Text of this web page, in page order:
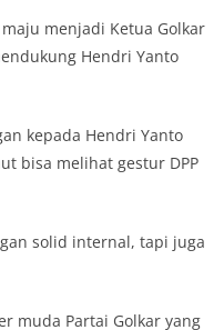
menjadi Ketua Golkar
Hendri Yanto
kepada Hendri Yanto
bisa melihat gestur DPP
solid internal, tapi juga
muda Partai Golkar yang